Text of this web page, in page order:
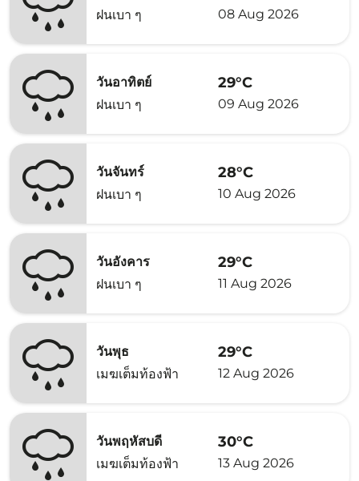
ฝนเบา ๆ 08 Aug 2026
วันอาทิตย์
ฝนเบา ๆ
29°C
09 Aug 2026
วันจันทร์
ฝนเบา ๆ
28°C
10 Aug 2026
วันอังคาร
ฝนเบา ๆ
29°C
11 Aug 2026
วันพุธ
เมฆเต็มท้องฟ้า
29°C
12 Aug 2026
วันพฤหัสบดี
เมฆเต็มท้องฟ้า
30°C
13 Aug 2026